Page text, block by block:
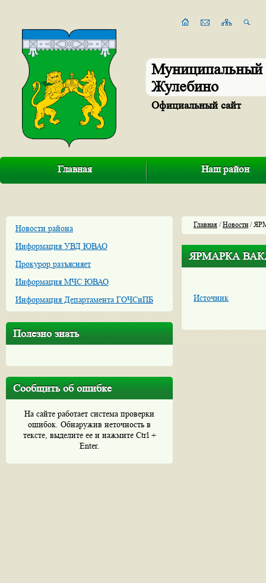
Муниципальный
Жулебино
Официальный сайт
Главная Наш район
Новости района
Информация УВД ЮВАО
Прокурор разъясняет
Информация МЧС ЮВАО
Информация Департамента ГОЧСиПБ
Полезно знать
Сообщить об ошибке
На сайте работает система проверки
ошибок. Обнаружив неточность в
тексте, выделите ее и нажмите Ctrl +
Enter.
Главная /Новости/
ЯРМАРКА
Источник